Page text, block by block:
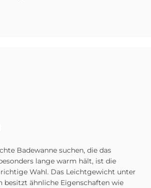
Bade­wanne suchen, die das
lange warm hält, ist die
Wahl. Das Leicht­gewicht unter
besitzt ähnliche Eigen­schaften wie